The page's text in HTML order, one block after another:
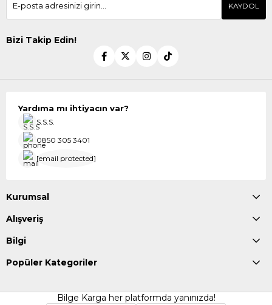
KAYDOL
Bizi Takip Edin!
Yardıma mı ihtiyacın var?
S.S.S.
0850 305 3401
[email protected]
Kurumsal
Alışveriş
Bilgi
Popüler Kategoriler
Bilge Karga her platformda yanınızda!